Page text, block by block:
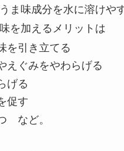
ま味成分を水に溶けや
を加えるメリットは
を引き立てる
えぐみをやわらげる
げる
促す
など。